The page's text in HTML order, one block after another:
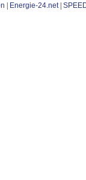
| Energie-24.net|